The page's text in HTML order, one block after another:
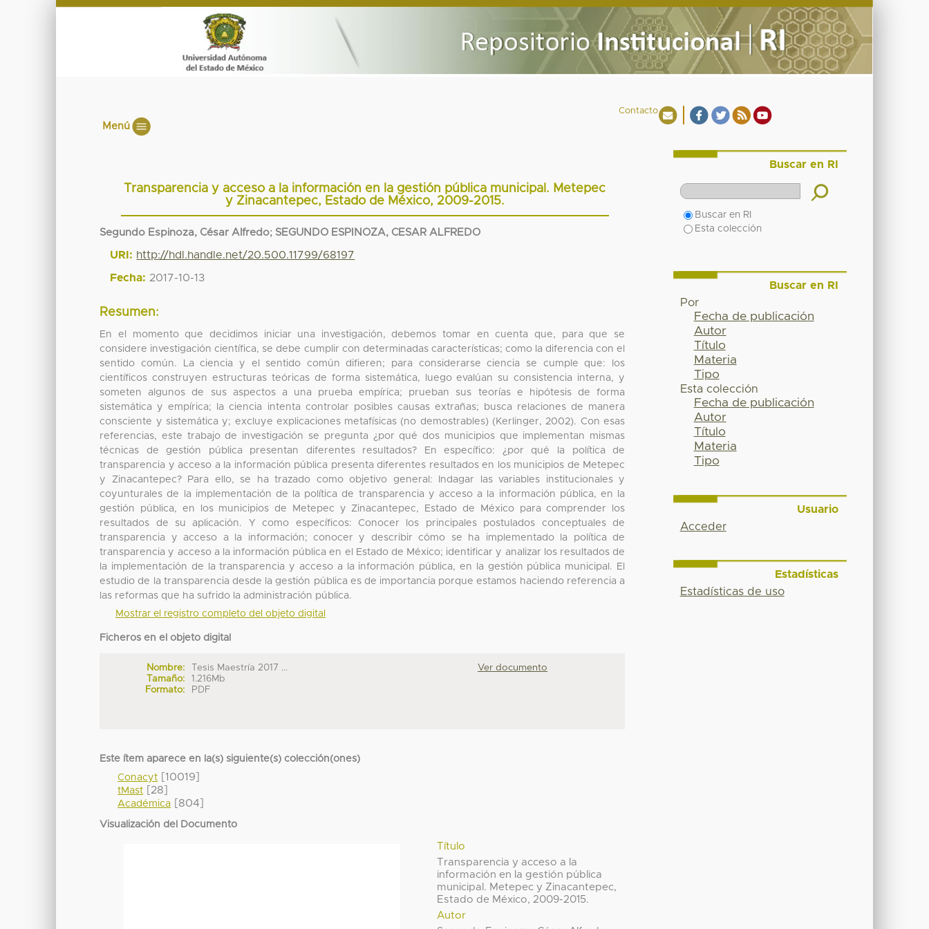
Contacto
Menú
Transparencia y acceso a la información en la gestión pública municipal. Metepec
y Zinacantepec, Estado de México, 2009-2015.
Segundo Espinoza, César Alfredo; SEGUNDO ESPINOZA, CESAR ALFREDO
URI: http://hdl.handle.net/20.500.11799/68197
Fecha: 2017-10-13
Resumen:
En el momento que decidimos iniciar una investigación, debemos tomar en cuenta que, para que se
considere investigación científica, se debe cumplir con determinadas características; como la diferencia con el
sentido común. La ciencia y el sentido común difieren; para considerarse ciencia se cumple que: los
científicos construyen estructuras teóricas de forma sistemática, luego evalúan su consistencia interna, y
someten algunos de sus aspectos a una prueba empírica; prueban sus teorías e hipótesis de forma
sistemática y empírica; la ciencia intenta controlar posibles causas extrañas; busca relaciones de manera
consciente y sistemática y; excluye explicaciones metafísicas (no demostrables) (Kerlinger, 2002). Con esas
referencias, este trabajo de investigación se pregunta ¿por qué dos municipios que implementan mismas
técnicas de gestión pública presentan diferentes resultados? En específico: ¿por qué la política de
transparencia y acceso a la información pública presenta diferentes resultados en los municipios de Metepec
y Zinacantepec? Para ello, se ha trazado como objetivo general: Indagar las variables institucionales y
coyunturales de la implementación de la política de transparencia y acceso a la información pública, en la
gestión pública, en los municipios de Metepec y Zinacantepec, Estado de México para comprender los
resultados de su aplicación. Y como específicos: Conocer los principales postulados conceptuales de
transparencia y acceso a la información; conocer y describir cómo se ha implementado la política de
transparencia y acceso a la información pública en el Estado de México; identificar y analizar los resultados de
la implementación de la transparencia y acceso a la información pública, en la gestión pública municipal. El
estudio de la transparencia desde la gestión pública es de importancia porque estamos haciendo referencia a
las reformas que ha sufrido la administración pública.
Mostrar el registro completo del objeto digital
Ficheros en el objeto digital
Nombre:
Tesis Maestría 2017 ...
Tamaño:
1.216Mb
Formato:
PDF
Ver documento
Este ítem aparece en la(s) siguiente(s) colección(ones)
Conacyt [10019]
tMast [28]
Académica [804]
Visualización del Documento
Título
Transparencia y acceso a la
información en la gestión pública
municipal. Metepec y Zinacantepec,
Estado de México, 2009-2015.
Autor
Buscar en RI
Buscar en RI
Esta colección
Buscar en RI
Por
Fecha de publicación
Autor
Título
Materia
Tipo
Esta colección
Fecha de publicación
Autor
Título
Materia
Tipo
Usuario
Acceder
Estadísticas
Estadísticas de uso